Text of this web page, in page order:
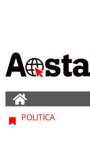
POLITICA